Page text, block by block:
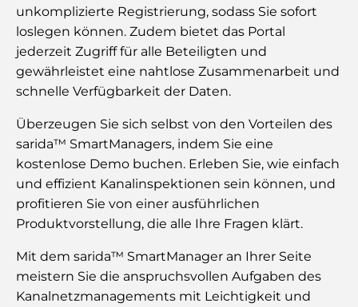
unkomplizierte Registrierung, sodass Sie sofort
loslegen können. Zudem bietet das Portal
jederzeit Zugriff für alle Beteiligten und
gewährleistet eine nahtlose Zusammenarbeit und
schnelle Verfügbarkeit der Daten.
Überzeugen Sie sich selbst von den Vorteilen des
sarida™ SmartManagers, indem Sie eine
kostenlose Demo buchen. Erleben Sie, wie einfach
und effizient Kanalinspektionen sein können, und
profitieren Sie von einer ausführlichen
Produktvorstellung, die alle Ihre Fragen klärt.
Mit dem sarida™ SmartManager an Ihrer Seite
meistern Sie die anspruchsvollen Aufgaben des
Kanalnetzmanagements mit Leichtigkeit und